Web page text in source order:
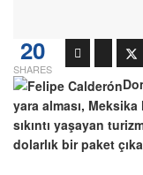
20
SHARES
yara alması,
sıkıntı yaşayan
dolarlık bir paket